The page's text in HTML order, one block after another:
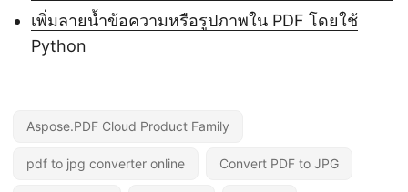
เพิ่มลายน้ำข้อความหรือรูปภาพใน PDF โดยใช้
Python
Aspose.PDF Cloud Product Family
pdf to jpg converter online Convert PDF to JPG